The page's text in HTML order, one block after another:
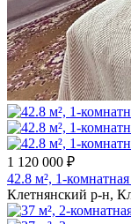
1 120 000 ₽
42.8 м², 1-
Клетнянский р-н,